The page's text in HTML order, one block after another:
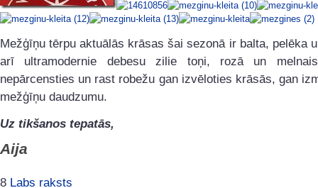
Mežģīņu tērpu aktuālās krāsas šai sezonā ir balta, pelēka
arī ultramodernie debesu zilie toņi, rozā un
nepārcensties un rast robežu gan izvēloties krāsās, gan
mežģīņu daudzumu.
Uz tikšanos tepatās,
Aija
8 Labs raksts